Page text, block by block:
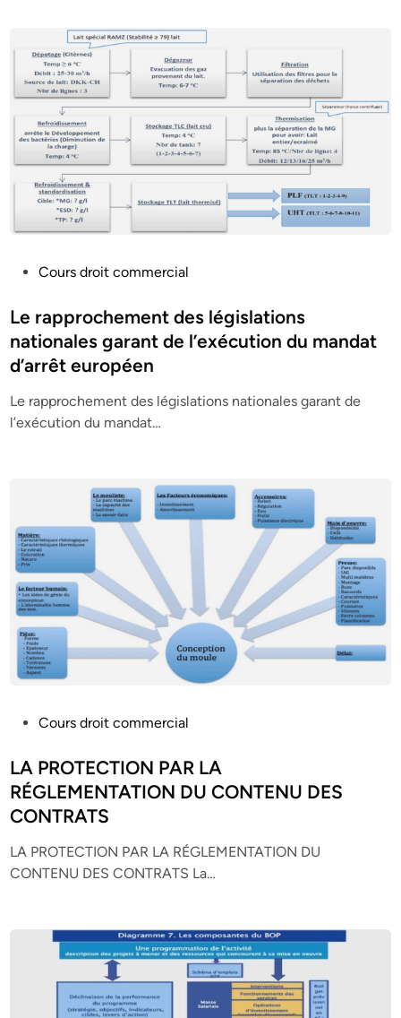
s
t
e
d
i
n
Cours droit commercial
Le rapprochement des législations
nationales garant de l’exécution du mandat
d’arrêt européen
Le rapprochement des législations nationales garant de
l’exécution du mandat…
s
t
e
d
i
n
Cours droit commercial
LA PROTECTION PAR LA
RÉGLEMENTATION DU CONTENU DES
CONTRATS
LA PROTECTION PAR LA RÉGLEMENTATION DU
CONTENU DES CONTRATS La…